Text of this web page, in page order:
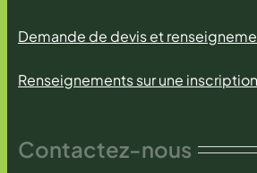
Demande de devis et
Renseignements sur une
Contactez-nous